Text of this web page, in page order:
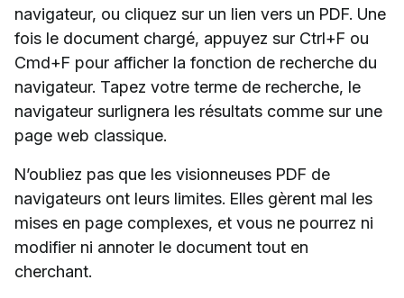
navigateur, ou cliquez sur un lien vers un PDF. Une
fois le document chargé, appuyez sur Ctrl+F ou
Cmd+F pour afficher la fonction de recherche du
navigateur. Tapez votre terme de recherche, le
navigateur surlignera les résultats comme sur une
page web classique.
N’oubliez pas que les visionneuses PDF de
navigateurs ont leurs limites. Elles gèrent mal les
mises en page complexes, et vous ne pourrez ni
modifier ni annoter le document tout en
cherchant.